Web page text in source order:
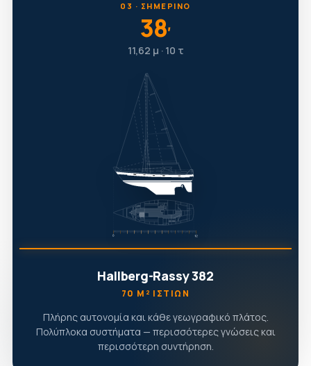
03 · ΣΗΜΕΡΙΝΌ
38′
11,62 μ · 10 τ
Hallberg-Rassy 382
70 Μ² ΙΣΤΊΩΝ
Πλήρης αυτονομία και κάθε γεωγραφικό πλάτος.
Πολύπλοκα συστήματα — περισσότερες γνώσεις και
περισσότερη συντήρηση.